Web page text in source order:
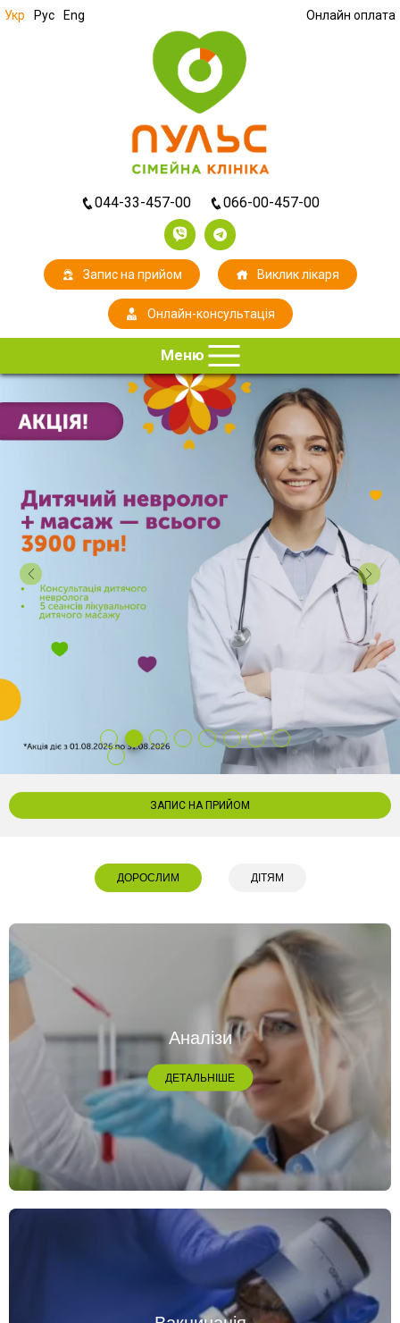
Укр Рус Eng Онлайн оплата
044-33-457-00 066-00-457-00
Запис на прийом Виклик лікаря
Онлайн-консультація
Меню
ЗАПИС НА ПРИЙОМ
ДОРОСЛИМ ДІТЯМ
Аналізи
ДЕТАЛЬНІШЕ